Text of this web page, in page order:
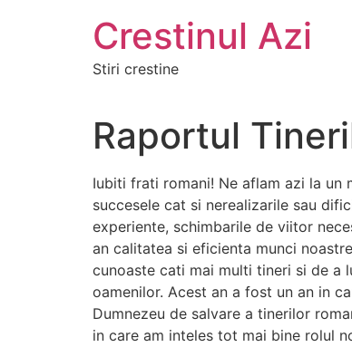
Crestinul Azi
Stiri crestine
Raportul
Iubiti frati romani! Ne aflam azi la un
succesele cat si nerealizarile sau
experiente, schimbarile de viitor
an calitatea si eficienta munci
cunoaste cati mai multi tineri si de a
oamenilor. Acest an a fost un an in
Dumnezeu de salvare a tinerilor
in care am inteles tot mai bine rolul